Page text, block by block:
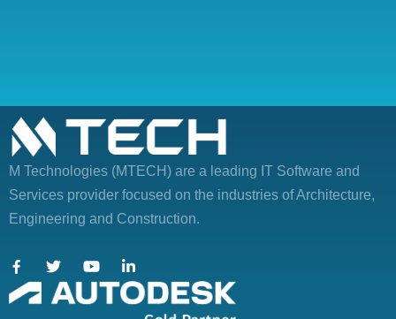
M Technologies (MTECH) are a leading IT Software and
Services provider focused on the industries of Architecture,
Engineering and Construction.